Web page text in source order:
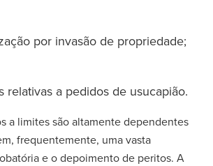
por invasão de propriedade;
relativas a pedidos de usucapião.
a limites são altamente dependentes
frequentemente, uma vasta
e o depoimento de peritos. A